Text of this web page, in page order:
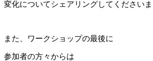
変化についてシェアリングしてください
また、ワークショップの最後に
参加者の方々からは